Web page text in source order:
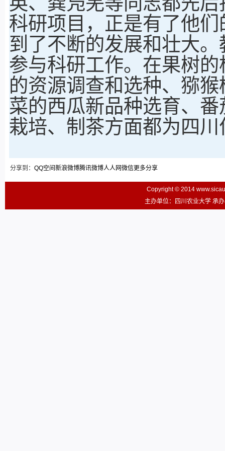
科研项目，正是有了他
到了不断的发展和壮大
参与科研工作。在果树
的资源调查和选种、猕
菜的西瓜新品种选育、
栽培、制茶方面都为四
分享到： QQ空间 新浪微博腾讯微博人人网微信更多分享
Copyright © 2014
主办单位：四川农业大学 承